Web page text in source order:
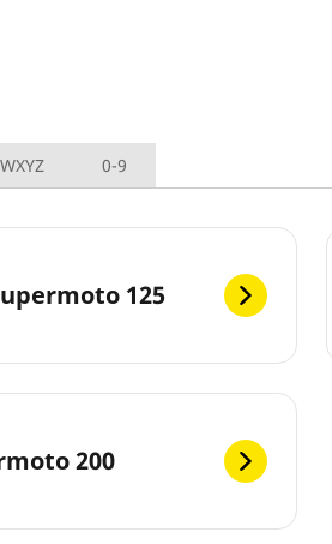
WXYZ 0-9
125
200